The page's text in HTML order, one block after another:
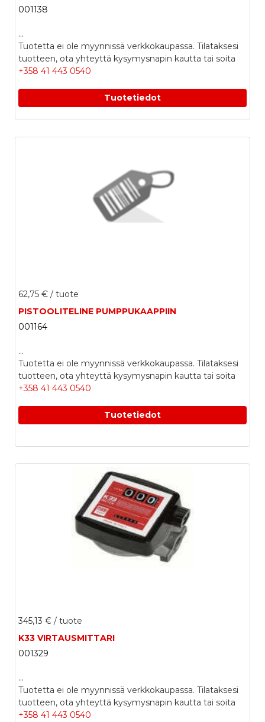
001138
...
Tuotetta ei ole myynnissä verkkokaupassa. Tilataksesi
tuotteen, ota yhteyttä kysymysnapin kautta tai soita
+358 41 443 0540
Tuotetiedot
62,75 € / tuote
PISTOOLITELINE PUMPPUKAAPPIIN
001164
...
Tuotetta ei ole myynnissä verkkokaupassa. Tilataksesi
tuotteen, ota yhteyttä kysymysnapin kautta tai soita
+358 41 443 0540
Tuotetiedot
345,13 € / tuote
K33 VIRTAUSMITTARI
001329
...
Tuotetta ei ole myynnissä verkkokaupassa. Tilataksesi
tuotteen, ota yhteyttä kysymysnapin kautta tai soita
+358 41 443 0540